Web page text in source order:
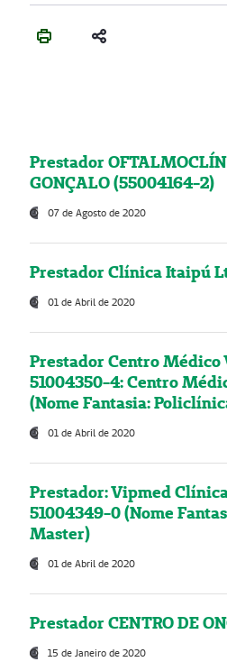
Prestador
GONÇALO (55004164-2)
07 de Agosto de 2020
Prestador Clínica Itaipú
01 de Abril de 2020
Prestador Centro Médico
51004350-4: Centro
(Nome Fantasia:
01 de Abril de 2020
Prestador: Vipmed
51004349-0 (Nome
Master)
01 de Abril de 2020
Prestador CENTRO DE
15 de Janeiro de 2020